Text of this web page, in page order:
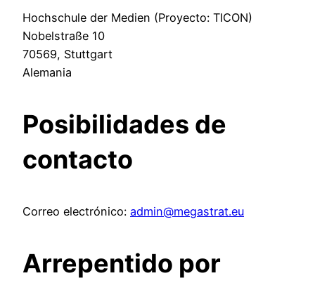
Hochschule der Medien (Proyecto: TICON)
Nobelstraße 10
70569, Stuttgart
Alemania
Posibilidades de
contacto
Correo electrónico: admin@megastrat.eu
Arrepentido por